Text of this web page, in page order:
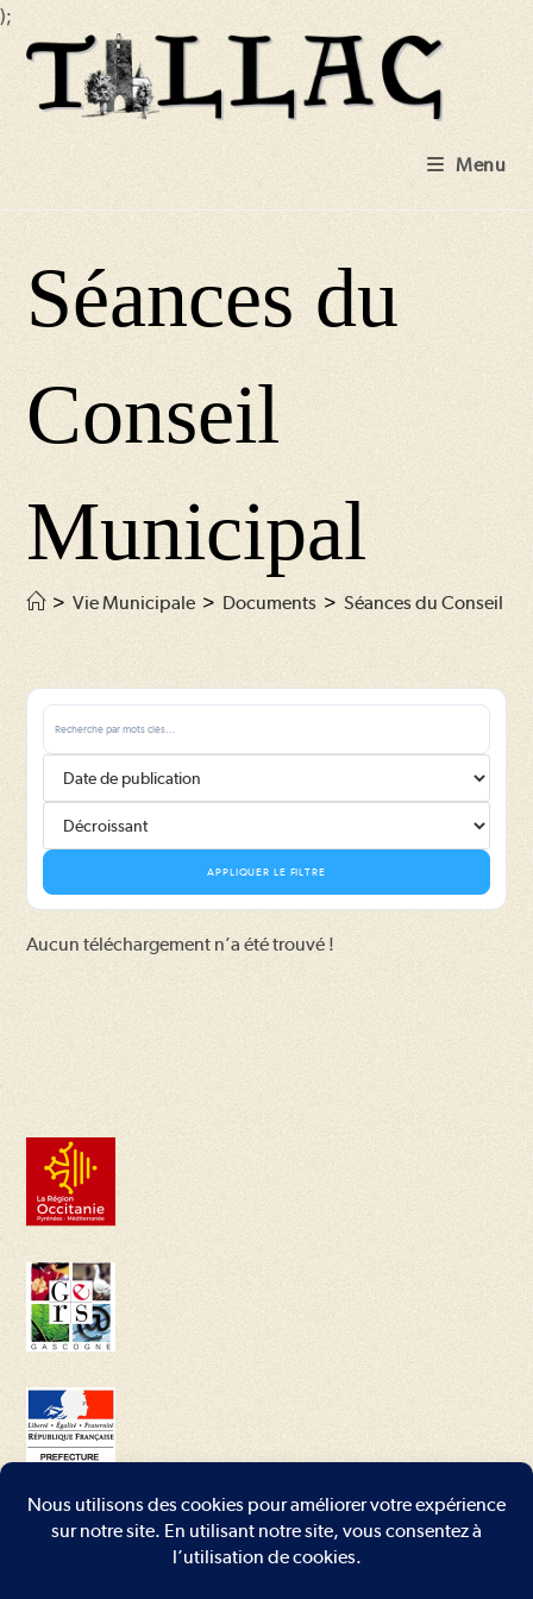
);
Skip
content
Menu
Séances du
Conseil
Municipal
> Vie Municipale > Documents > Séances du Conseil
APPLIQUER LE FILTRE
Aucun téléchargement n’a été trouvé !